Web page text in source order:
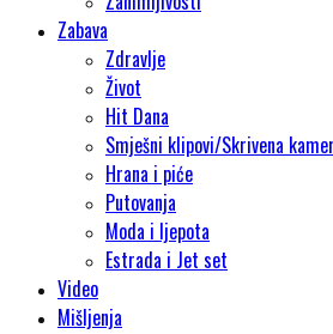
Zabava
Zdravlje
Život
Hit Dana
Smješni klipovi/Skrivena
Hrana i piće
Putovanja
Moda i ljepota
Estrada i Jet set
Video
Mišljenja